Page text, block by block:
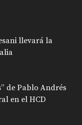
llevará la
de Pablo Andrés
en el HCD